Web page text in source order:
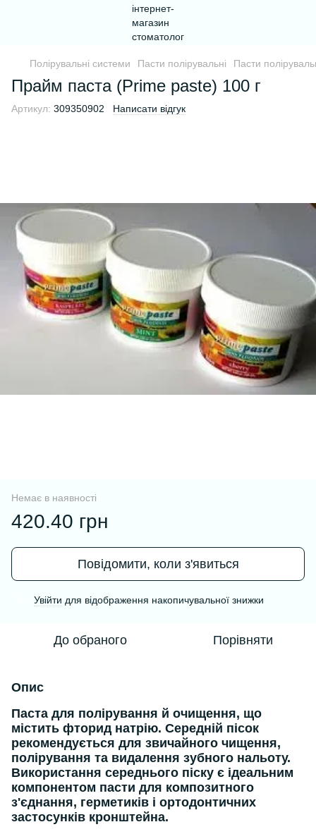
Полірувальні системи Пасти полірувальні Пасти
Прайм паста (Prime paste) 100 г
Артикул: 309350902 Написати відгук
Немає в наявності
420.40 грн
Повідомити, коли з'явиться
Увійти для відображення накопичувальної знижки
До обраного Порівняти
Опис
Паста для полірування й очищення, що
містить фторид натрію. Середній пісок
рекомендується для звичайного чищення,
полірування та видалення зубного нальоту.
Використання середнього піску є ідеальним
компонентом пасти для композитного
з'єднання, герметиків і ортодонтичних
застосунків кронштейна.